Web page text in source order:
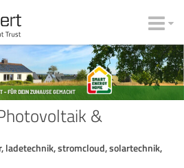
&
ladetechnik, stromcloud, solartechnik,